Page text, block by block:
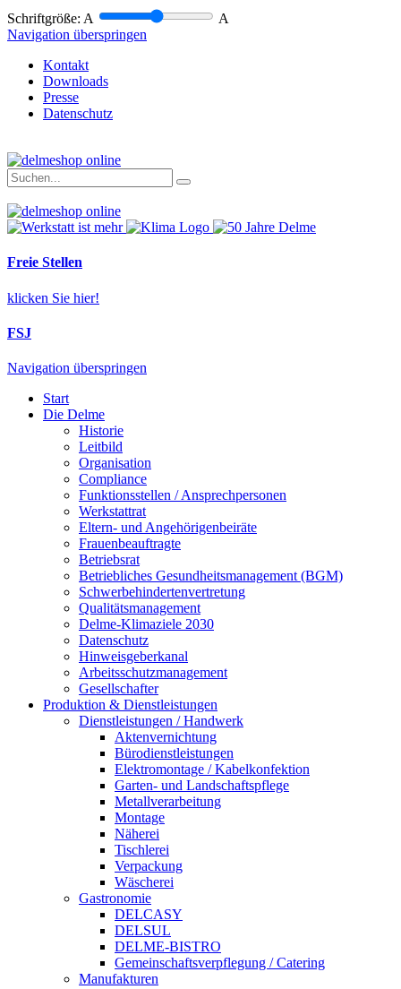
Schriftgröße: A
A
Navigation überspringen
Kontakt
Downloads
Presse
Datenschutz
Freie Stellen
klicken Sie hier!
FSJ
Navigation überspringen
Start
Die Delme
Historie
Leitbild
Organisation
Compliance
Funktionsstellen / Ansprechpersonen
Werkstattrat
Eltern- und Angehörigenbeiräte
Frauenbeauftragte
Betriebsrat
Betriebliches Gesundheitsmanagement (BGM)
Schwerbehindertenvertretung
Qualitätsmanagement
Delme-Klimaziele 2030
Datenschutz
Hinweisgeberkanal
Arbeitsschutzmanagement
Gesellschafter
Produktion & Dienstleistungen
Dienstleistungen / Handwerk
Aktenvernichtung
Bürodienstleistungen
Elektromontage / Kabelkonfektion
Garten- und Landschaftspflege
Metallverarbeitung
Montage
Näherei
Tischlerei
Verpackung
Wäscherei
Gastronomie
DELCASY
DELSUL
DELME-BISTRO
Gemeinschaftsverpflegung / Catering
Manufakturen